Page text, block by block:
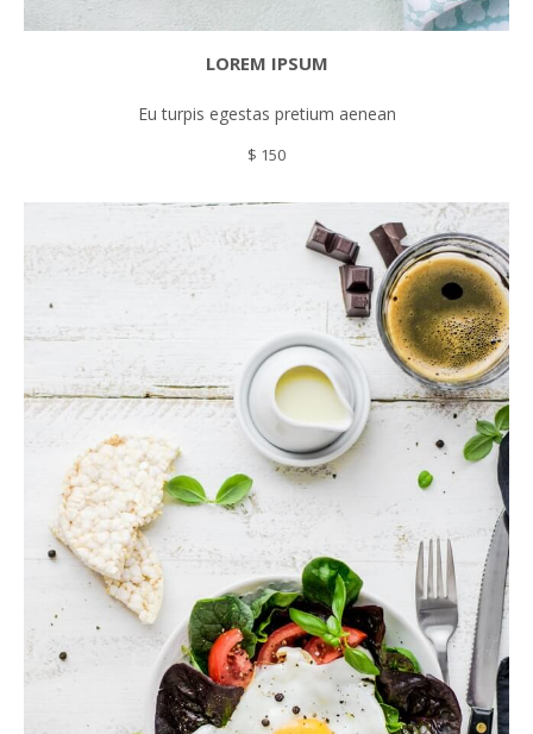
LOREM IPSUM
Eu turpis egestas pretium aenean
$ 150